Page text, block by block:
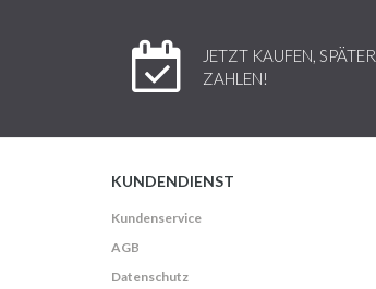
JETZT KAUFEN, SPÄTER
ZAHLEN!
KUNDENDIENST
Kundenservice
AGB
Datenschutz